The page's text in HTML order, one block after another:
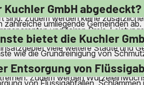
hohe Qualität sicherstellt. Kunden
sind. Zudem werden keine
und fairen Preis-
GmbH abgedeckt?
umliegende Gemeinden
und Furth im Wald. Auch in
viele weitere Städte und
bietet die Kuchler
wie die Grundreinigung von
Regensinkkästen gehört zum
Zudem werden
Entsorgung von